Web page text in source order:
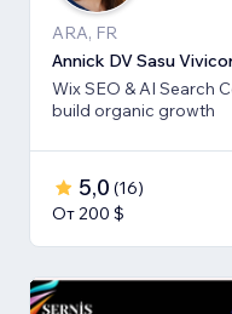
ARA, FR
Annick DV Sasu
Wix SEO & AI Search
build organic growth
5,0 (16)
От 200 $